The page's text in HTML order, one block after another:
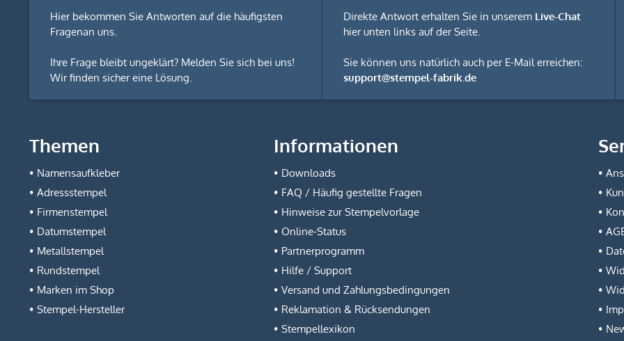
Hier bekommen Sie Antworten auf die häufigsten
Fragenan uns.
Ihre Frage bleibt ungeklärt? Melden Sie sich bei uns!
Wir finden sicher eine Lösung.
Direkte Antwort erhalten Sie in unserem Live-Chat
hier unten links auf der Seite.
Sie können uns natürlich auch per E-Mail erreichen:
support@stempel-fabrik.de
Themen
Namensaufkleber
Adressstempel
Firmenstempel
Datumstempel
Metallstempel
Rundstempel
Marken im Shop
Stempel-Hersteller
Informationen
Downloads
FAQ / Häufig gestellte Fragen
Hinweise zur Stempelvorlage
Online-Status
Partnerprogramm
Hilfe / Support
Versand und Zahlungsbedingungen
Reklamation & Rücksendungen
Stempellexikon